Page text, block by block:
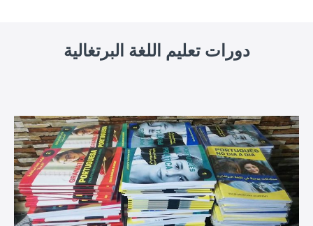
دورات تعليم اللغة البرتغالية